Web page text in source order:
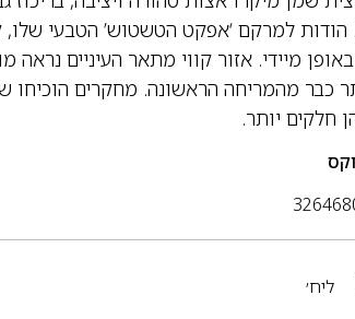
הודות למרקם ‘אפקט הטשטוש’ הטבעי
באופן מיידי. אזור קווי מתאר העיניים
חלקים יותר.
ליח׳